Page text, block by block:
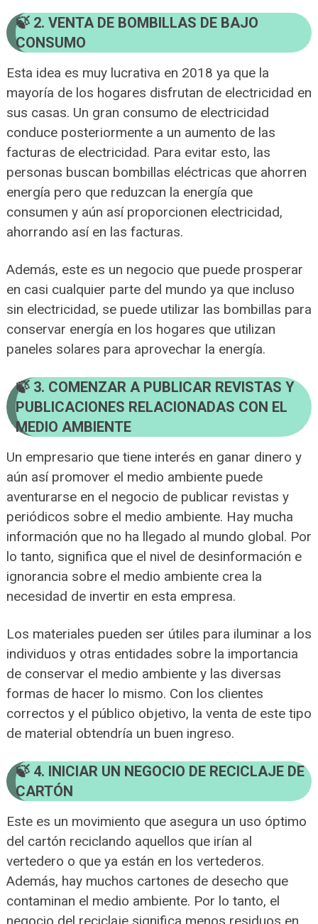
2. VENTA DE BOMBILLAS DE BAJO
CONSUMO
Esta idea es muy lucrativa en 2018 ya que la
mayoría de los hogares disfrutan de electricidad en
sus casas. Un gran consumo de electricidad
conduce posteriormente a un aumento de las
facturas de electricidad. Para evitar esto, las
personas buscan bombillas eléctricas que ahorren
energía pero que reduzcan la energía que
consumen y aún así proporcionen electricidad,
ahorrando así en las facturas.
Además, este es un negocio que puede prosperar
en casi cualquier parte del mundo ya que incluso
sin electricidad, se puede utilizar las bombillas para
conservar energía en los hogares que utilizan
paneles solares para aprovechar la energía.
3. COMENZAR A PUBLICAR REVISTAS Y
PUBLICACIONES RELACIONADAS CON EL
MEDIO AMBIENTE
Un empresario que tiene interés en ganar dinero y
aún así promover el medio ambiente puede
aventurarse en el negocio de publicar revistas y
periódicos sobre el medio ambiente. Hay mucha
información que no ha llegado al mundo global. Por
lo tanto, significa que el nivel de desinformación e
ignorancia sobre el medio ambiente crea la
necesidad de invertir en esta empresa.
Los materiales pueden ser útiles para iluminar a los
individuos y otras entidades sobre la importancia
de conservar el medio ambiente y las diversas
formas de hacer lo mismo. Con los clientes
correctos y el público objetivo, la venta de este tipo
de material obtendría un buen ingreso.
4. INICIAR UN NEGOCIO DE RECICLAJE DE
CARTÓN
Este es un movimiento que asegura un uso óptimo
del cartón reciclando aquellos que irían al
vertedero o que ya están en los vertederos.
Además, hay muchos cartones de desecho que
contaminan el medio ambiente. Por lo tanto, el